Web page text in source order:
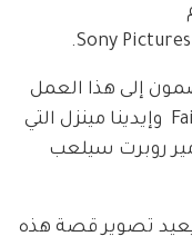
إلى هذا العمل
مثل بيلي بورتر بدور الـ Fairy Godmother  وإيدينا مينزل التي
روبرت سيلعب
تصوير قصة هذه